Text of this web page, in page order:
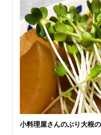
小料理屋さんのぶり大根